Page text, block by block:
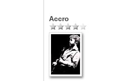
Accro